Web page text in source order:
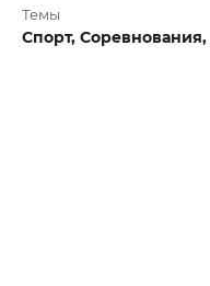
Темы
Спорт, Соревнования,